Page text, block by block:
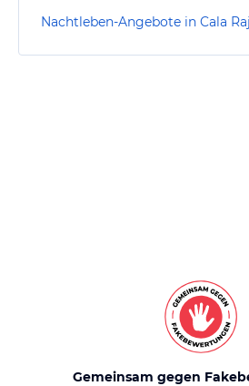
Nachtleben-Angebote in Cala
Gemeinsam gegen